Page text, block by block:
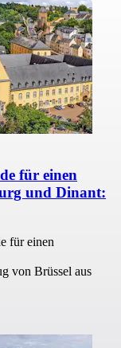
für einen
und Dinant:
für einen
von Brüssel aus